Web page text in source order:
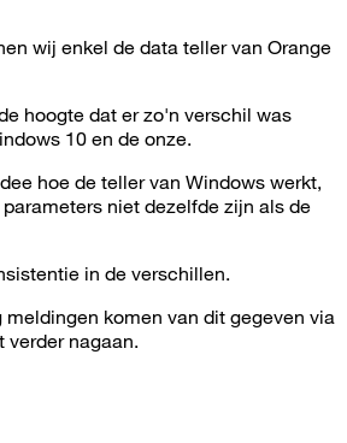
wij enkel de data teller van Orange
hoogte dat er zo'n verschil was
10 en de onze.
hoe de teller van Windows werkt,
niet dezelfde zijn als de
in de verschillen.
meldingen komen van dit gegeven via
verder nagaan.